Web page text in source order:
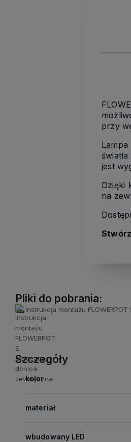
przy
jest
Dzięki
na
Pliki do pobrania:
Instrukcja montażu
Szczegóły
kolor
materiał
wbudowany LED